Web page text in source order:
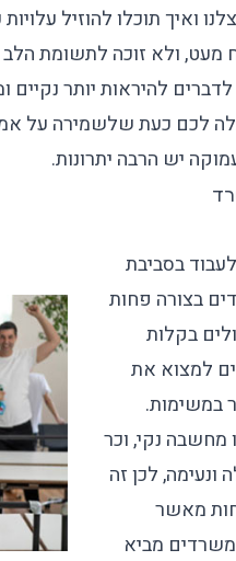
ואיך תוכלו להוזיל
מעט, ולא זוכה לתשומת
לדברים להיראות יותר
לכם כעת שלשמירה על
יש הרבה יתרונות.
בסביבת
בצורה פחות
בקלות
למצוא את
במשימות.
נקי, וכר
ונעימה, לכן זה
מאשר
משרדים מביא